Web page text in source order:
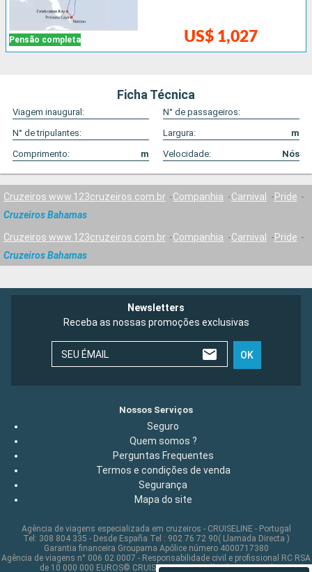
Pensão completa US$ 1,027
Ficha Técnica
Viagem inaugural:
N° de passageiros:
N° de tripulantes:
Largura:
m
Comprimento:
m Velocidade: Nós
Cruzeiros www.123cruzeiros.com.br Companhia Carnival
Pride
Cruzeiros Bahamas
Cruzeiros www.123cruzeiros.com.br Companhia Carnival
Pride
Cruzeiros Bahamas
Newsletters
Receba as nossas promoções exclusivas
SEU ÉMAIL OK
Nossos Serviços
Seguro
Quem somos ?
Perguntas Frequentes
Termos e condições de venda
Segurança
Mapa do site
Agência de viagens especializada em cruzeiros - CRUISELINE - Portugal
Tel: 308 804 335 - Desde España Tel : 902 76 72 90( Llamada Directa )
Garantia financeira Groupama Apólice número 4000717380
Agência de viagens n° 006 02 0007 - Responsabilidade civil e profissional RC RSA
de 10 000 000 EUROS© CRUISELINE 2026 - all rights reserved